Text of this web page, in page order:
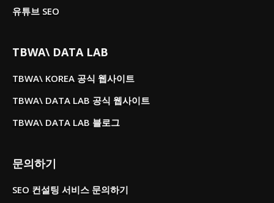
유튜브 SEO
TBWA\ DATA LAB
TBWA\ KOREA 공식 웹사이트
TBWA\ DATA LAB 공식 웹사이트
TBWA\ DATA LAB 블로그
문의하기
SEO 컨설팅 서비스 문의하기